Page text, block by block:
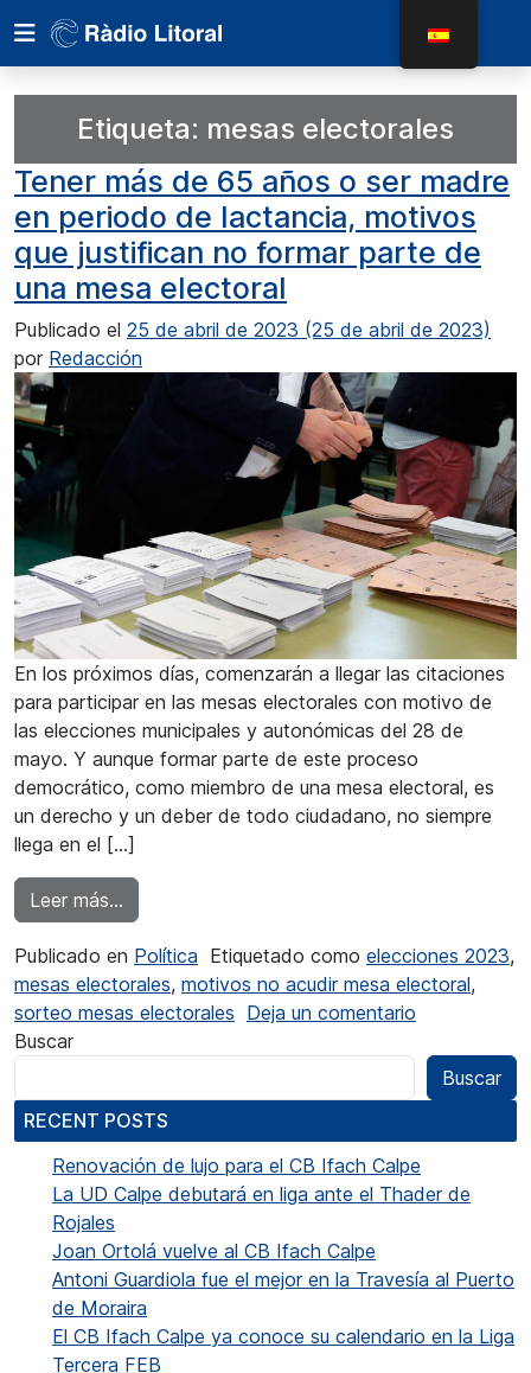
Etiqueta: mesas electorales
Tener más de 65 años o ser madre
en periodo de lactancia, motivos
que justifican no formar parte de
una mesa electoral
Publicado el 25 de abril de 2023 (25 de abril de 2023)
por Redacción
En los próximos días, comenzarán a llegar las citaciones
para participar en las mesas electorales con motivo de
las elecciones municipales y autonómicas del 28 de
mayo. Y aunque formar parte de este proceso
democrático, como miembro de una mesa electoral, es
un derecho y un deber de todo ciudadano, no siempre
llega en el […]
Leer más…
Publicado en Política Etiquetado como elecciones 2023,
mesas electorales, motivos no acudir mesa electoral,
sorteo mesas electorales Deja un comentario
Buscar
Buscar
RECENT POSTS
Renovación de lujo para el CB Ifach Calpe
La UD Calpe debutará en liga ante el Thader de
Rojales
Joan Ortolá vuelve al CB Ifach Calpe
Antoni Guardiola fue el mejor en la Travesía al Puerto
de Moraira
El CB Ifach Calpe ya conoce su calendario en la Liga
Tercera FEB